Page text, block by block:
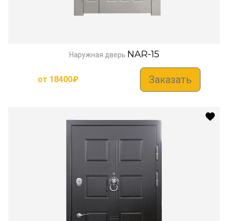
Наружная дверь NAR-15
от 18400₽ Заказать